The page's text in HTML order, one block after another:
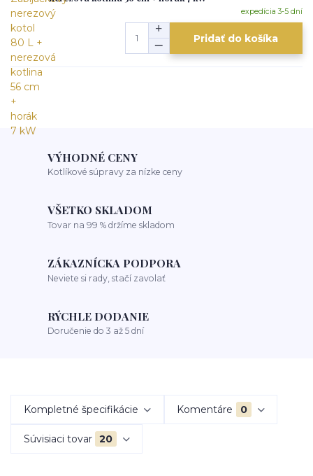
expedícia 3-5 dní
Pridať do košíka
VÝHODNÉ CENY
Kotlíkové súpravy za nízke ceny
VŠETKO SKLADOM
Tovar na 99 % držíme skladom
ZÁKAZNÍCKA PODPORA
Neviete si rady, stačí zavolať
RÝCHLE DODANIE
Doručenie do 3 až 5 dní
Kompletné špecifikácie Komentáre 0
Súvisiaci tovar 20